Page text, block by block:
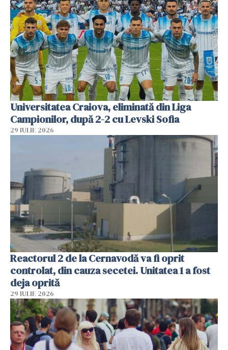
Universitatea Craiova, eliminată din Liga
Campionilor, după 2-2 cu Levski Sofia
29 IULIE 2026
Reactorul 2 de la Cernavodă va fi oprit
controlat, din cauza secetei. Unitatea 1 a fost
deja oprită
29 IULIE 2026